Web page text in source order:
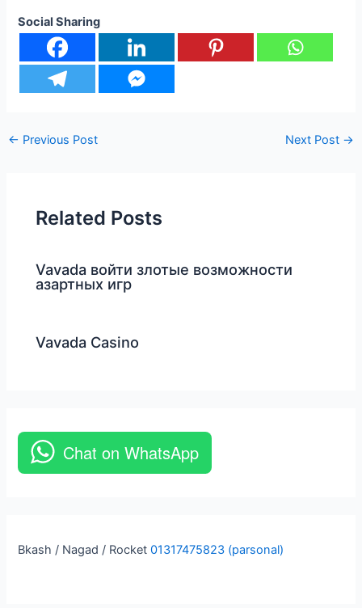
Social Sharing
← Previous Post Next Post →
Related Posts
Vavada войти злотые возможности
азартных игр
Vavada Casino
Chat on WhatsApp
Bkash / Nagad / Rocket01317475823 (parsonal)